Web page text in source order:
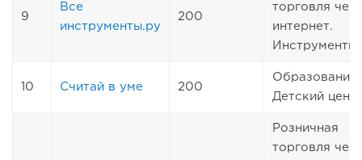
9
Все
инструменты.ру
200
торговля
интернет.
Инструменты
10 Считай в уме 200
Образование.
Детский
Розничная
торговля